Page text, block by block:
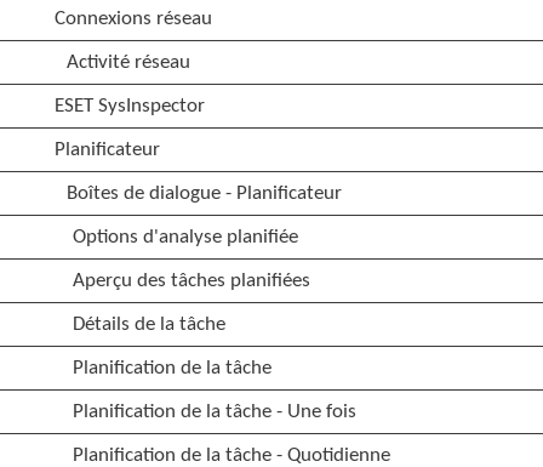
Connexions réseau
Activité réseau
ESET SysInspector
Planificateur
Boîtes de dialogue - Planificateur
Options d'analyse planifiée
Aperçu des tâches planifiées
Détails de la tâche
Planification de la tâche
Planification de la tâche - Une fois
Planification de la tâche - Quotidienne